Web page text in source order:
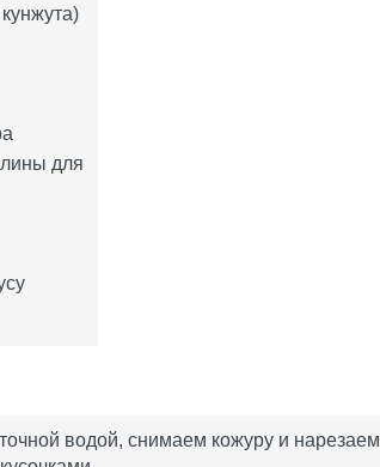
для
водой, снимаем кожуру и нарезаем